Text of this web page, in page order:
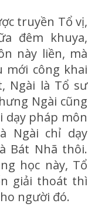
truyền Tổ vị,
đêm khuya,
này liền, mà
mới công khai
Ngài là Tổ sư
Ngài cũng
dạy pháp môn
Ngài chỉ dạy
Bát Nhã thôi.
học này, Tổ
giải thoát thì
người đó.